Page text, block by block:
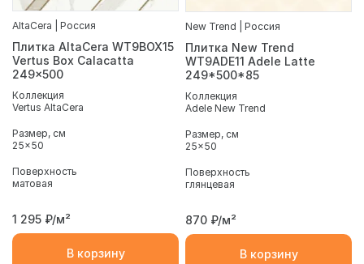
AltaCera | Россия
Плитка AltaCera WT9BOX15
Vertus Box Calacatta
249x500
Коллекция
Vertus AltaCera
Размер, см
25x50
Поверхность
матовая
1 295 ₽/м²
В корзину
New Trend | Россия
Плитка New Trend
WT9ADE11 Adele Latte
249*500*85
Коллекция
Adele New Trend
Размер, см
25x50
Поверхность
глянцевая
870 ₽/м²
В корзину